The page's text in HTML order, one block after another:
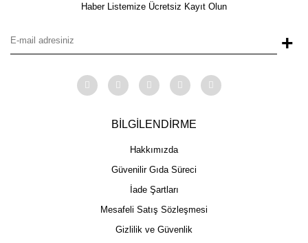
Haber Listemize Ücretsiz Kayıt Olun
+
BİLGİLENDİRME
Hakkımızda
Güvenilir Gıda Süreci
İade Şartları
Mesafeli Satış Sözleşmesi
Gizlilik ve Güvenlik